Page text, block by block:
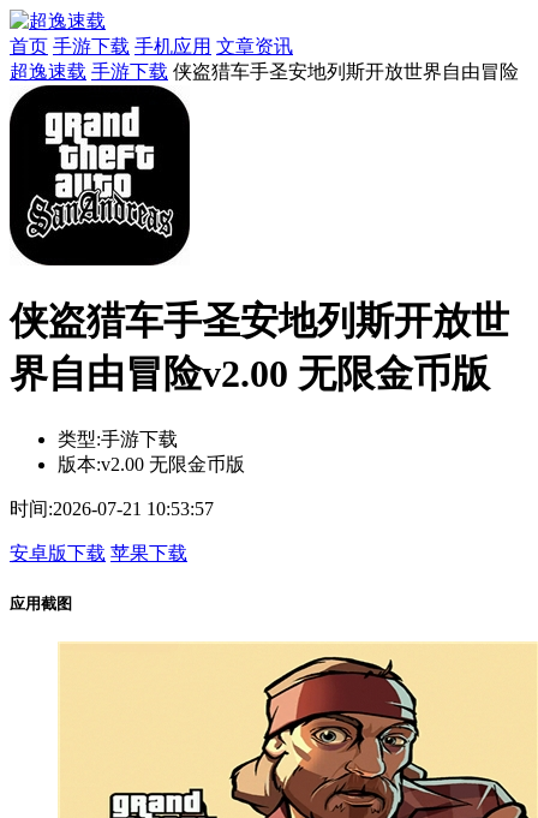
首页 手游下载 手机应用 文章资讯
超逸速载 手游下载 侠盗猎车手圣安地列斯开放世界自由冒险
侠盗猎车手圣安地列斯开放世
界自由冒险v2.00 无限金币版
类型:手游下载
版本:v2.00 无限金币版
时间:2026-07-21 10:53:57
安卓版下载 苹果下载
应用截图